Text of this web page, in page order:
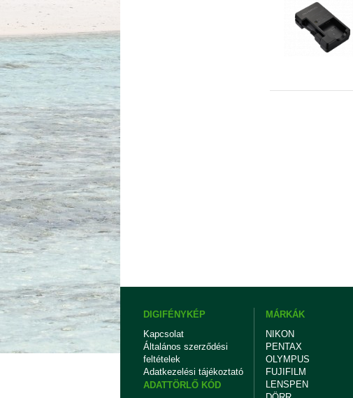
DIGIFÉNYKÉP
Kapcsolat
Általános szerződési
feltételek
Adatkezelési tájékoztató
ADATTÖRLŐ KÓD
MÁRKÁK
NIKON
PENTAX
OLYMPUS
FUJIFILM
LENSPEN